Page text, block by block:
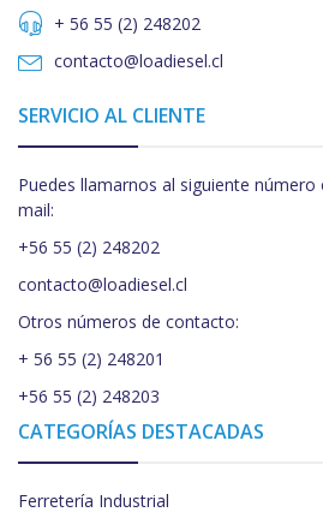
+ 56 55 (2) 248202
contacto@loadiesel.cl
SERVICIO AL CLIENTE
Puedes llamarnos al siguiente
mail:
+56 55 (2) 248202
contacto@loadiesel.cl
Otros números de contacto:
+ 56 55 (2) 248201
+56 55 (2) 248203
CATEGORÍAS DESTACADAS
Ferretería Industrial